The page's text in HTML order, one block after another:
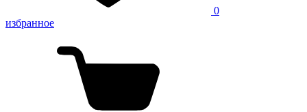
0
избранное